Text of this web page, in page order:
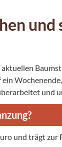
und
aktuellen
und
und trägt zur